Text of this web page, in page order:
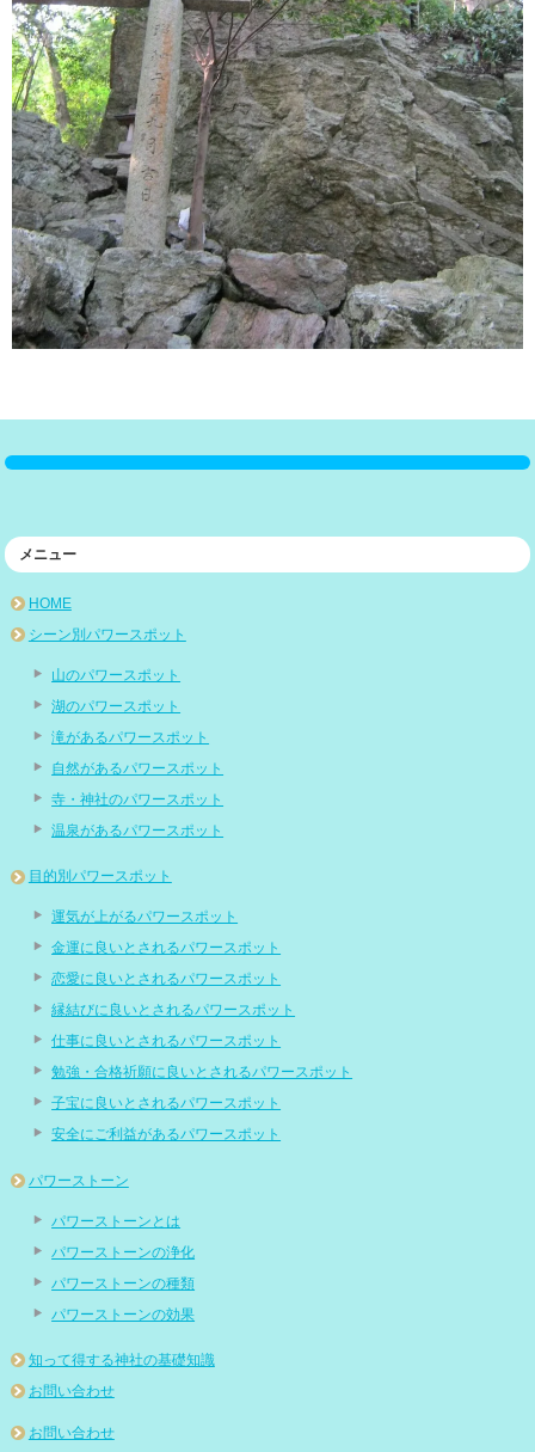
メニュー
HOME
シーン別パワースポット
山のパワースポット
湖のパワースポット
滝があるパワースポット
自然があるパワースポット
寺・神社のパワースポット
温泉があるパワースポット
目的別パワースポット
運気が上がるパワースポット
金運に良いとされるパワースポット
恋愛に良いとされるパワースポット
縁結びに良いとされるパワースポット
仕事に良いとされるパワースポット
勉強・合格祈願に良いとされるパワースポット
子宝に良いとされるパワースポット
安全にご利益があるパワースポット
パワーストーン
パワーストーンとは
パワーストーンの浄化
パワーストーンの種類
パワーストーンの効果
知って得する神社の基礎知識
お問い合わせ
お問い合わせ